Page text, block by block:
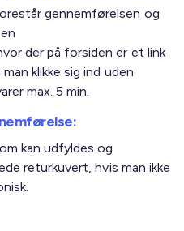
gennemførelsen og
der på forsiden er et link
klikke sig ind uden
max. 5 min.
kan udfyldes og
returkuvert, hvis man ikke